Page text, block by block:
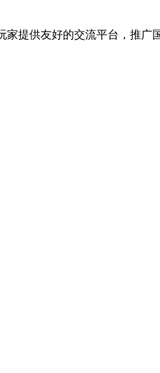
提供友好的交流平台，推广